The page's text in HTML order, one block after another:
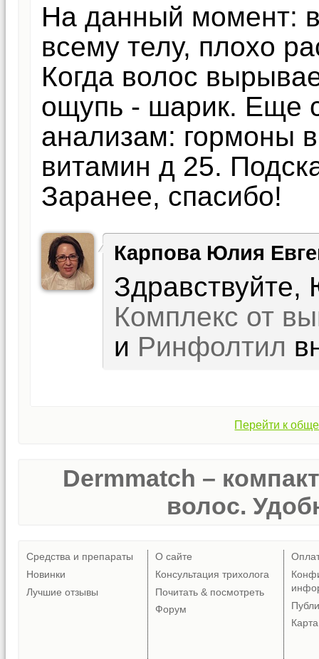
На данный момент:
всему телу, плохо
Когда волос
ощупь - шарик. Еще
анализам: гормоны
витамин д 25.
Заранее, спасибо!
Карпова Юлия
Комплекс от
и Ринфолтил
Перейти к
Dermmatch –
волос.
Средства и препараты
Новинки
Лучшие отзывы
О сайте
Консультация трихолога
Почитать & посмотреть
Форум